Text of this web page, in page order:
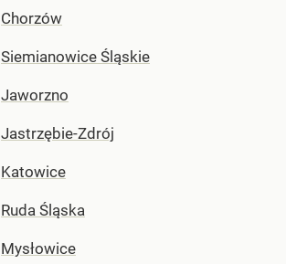
Chorzów
Siemianowice Śląskie
Jaworzno
Jastrzębie-Zdrój
Katowice
Ruda Śląska
Mysłowice